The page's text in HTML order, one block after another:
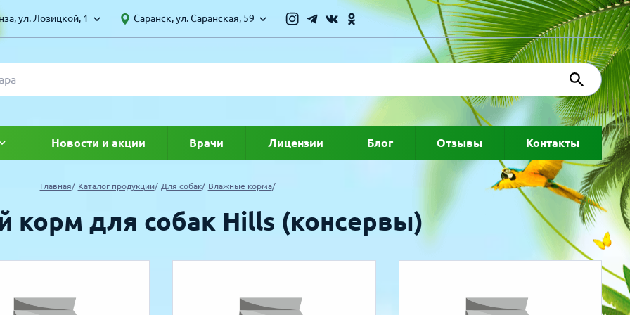
ул. Лозицкой, 1 Саранск, ул. Саранская, 59
Новости и акции Врачи Лицензии Блог Отзывы Контакты
Главная Каталог продукции Для собак Влажные корма
корм для собак Hills (консервы)
ТОВАРЫ
ТОВАРОВ СО СКИДКОЙ